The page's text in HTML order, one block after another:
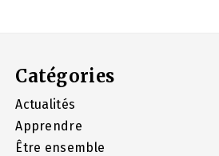
Catégories
Actualités
Apprendre
Être ensemble